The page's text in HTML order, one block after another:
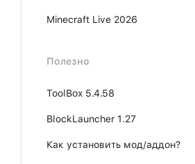
Minecraft Live 2026
Полезно
ToolBox 5.4.58
BlockLauncher 1.27
Как установить мод/аддон?